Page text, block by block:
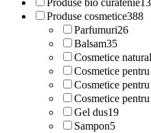
Produse bio curatenie
Produse cosmetice388
Parfumuri26
Balsam35
Cosmetice
Cosmetice
Cosmetice
Cosmetice
Gel dus19
Sampon5